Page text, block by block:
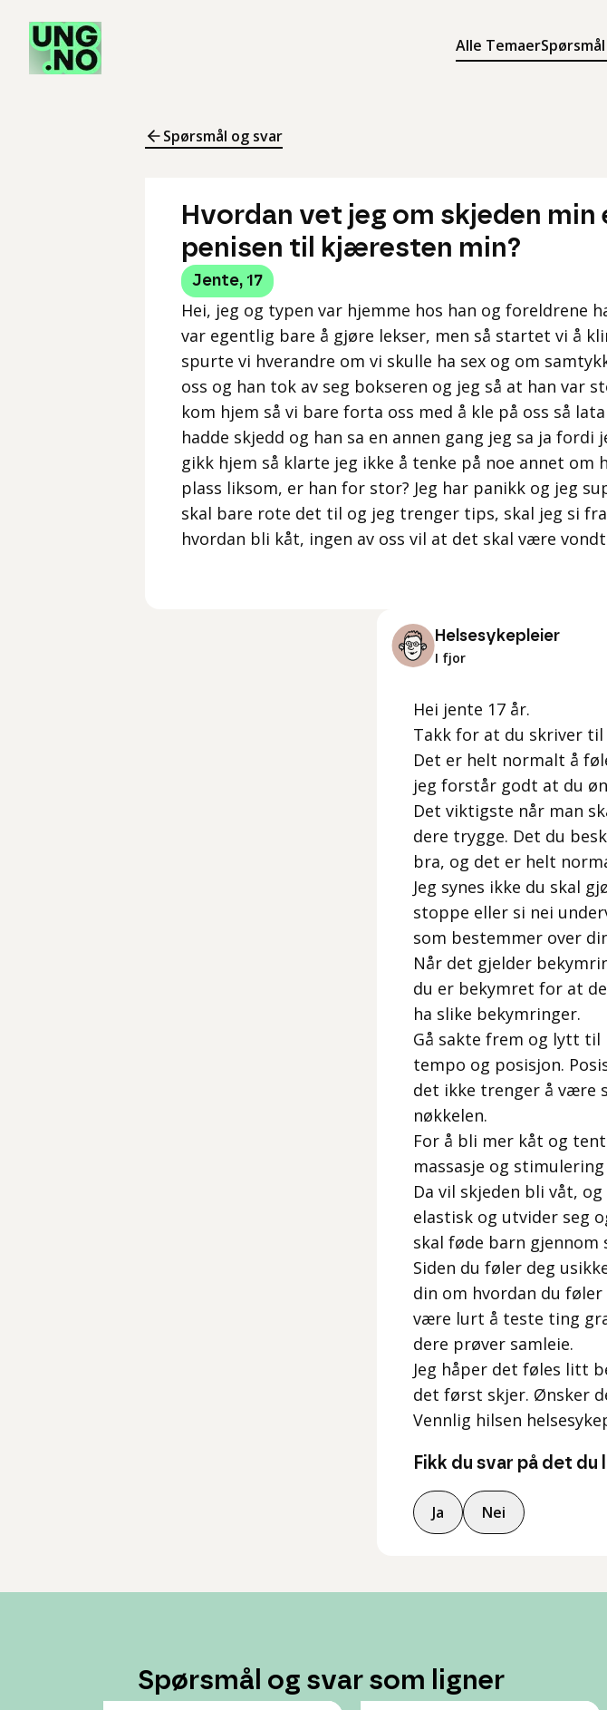
Alle Temaer
Søk
Meny
Spørsmål og svar
Hvordan vet jeg om skjeden
penisen til kjæresten min?
Jente, 17
Hei, jeg og typen var hjemme hos han og foreldrene
var egentlig bare å gjøre lekser, men så startet vi å
spurte vi hverandre om vi skulle ha sex og om
oss og han tok av seg bokseren og jeg så at han var
kom hjem så vi bare forta oss med å kle på oss så
hadde skjedd og han sa en annen gang jeg sa ja fordi
gikk hjem så klarte jeg ikke å tenke på noe annet om
plass liksom, er han for stor? Jeg har panikk og jeg
skal bare rote det til og jeg trenger tips, skal jeg si fra
hvordan bli kåt, ingen av oss vil at det skal være
Helsesykepleier
I fjor
Hei jente 17 år.
Takk for at du skriver til
Det er helt normalt å
jeg forstår godt at du
Det viktigste når man
dere trygge. Det du
bra, og det er helt
Jeg synes ikke du skal
stoppe eller si nei
som bestemmer over
Når det gjelder
du er bekymret for at
ha slike bekymringer.
Gå sakte frem og lytt til
tempo og posisjon.
det ikke trenger å være
nøkkelen.
For å bli mer kåt og
massasje og
Da vil skjeden bli våt,
elastisk og utvider seg
skal føde barn gjennom
Siden du føler deg
din om hvordan du
være lurt å teste ting
dere prøver samleie.
Jeg håper det føles litt
det først skjer. Ønsker
Vennlig hilsen
Fikk du svar på det du
Ja Nei
Spørsmål og svar som ligner